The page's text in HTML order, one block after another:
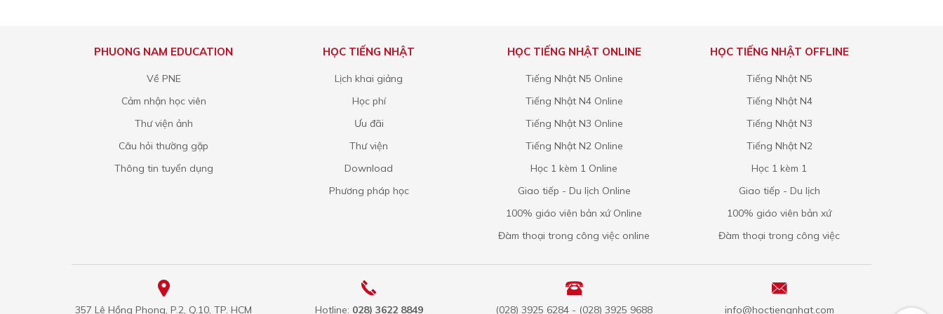
PHUONG NAM EDUCATION
Về PNE
Cảm nhận học viên
Thư viện ảnh
Câu hỏi thường gặp
Thông tin tuyển dụng
HỌC TIẾNG NHẬT
Lịch khai giảng
Học phí
Ưu đãi
Thư viện
Download
Phương pháp học
HỌC TIẾNG NHẬT ONLINE
Tiếng Nhật N5 Online
Tiếng Nhật N4 Online
Tiếng Nhật N3 Online
Tiếng Nhật N2 Online
Học 1 kèm 1 Online
Giao tiếp - Du lịch Online
100% giáo viên bản xứ Online
Đàm thoại trong công việc online
HỌC TIẾNG NHẬT OFFLINE
Tiếng Nhật N5
Tiếng Nhật N4
Tiếng Nhật N3
Tiếng Nhật N2
Học 1 kèm 1
Giao tiếp - Du lịch
100% giáo viên bản xứ
Đàm thoại trong công việc
357 Lê Hồng Phong, P.2, Q.10, TP. HCM Hotline: 028) 3622 8849 (028) 3925 6284 - (028) 3925 9688 info@hoctiengnhat.com